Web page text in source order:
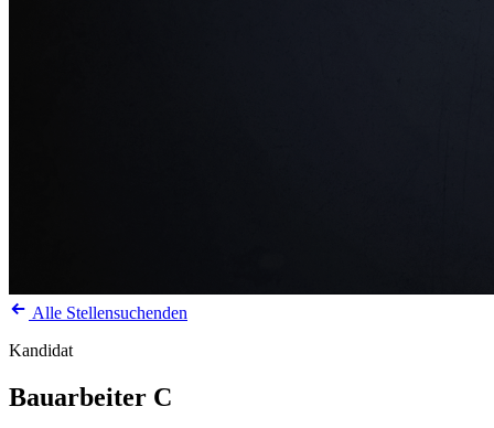
Alle Stellensuchenden
Kandidat
Bauarbeiter C